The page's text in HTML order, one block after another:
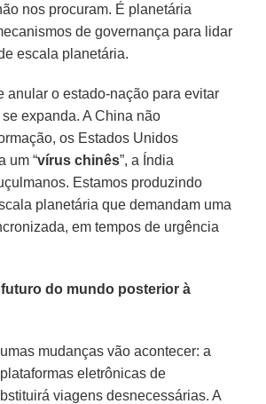
nos procuram. É planetária
de governança para lidar
escala planetária.
anular o estado-nação para evitar
expanda. A China não
os Estados Unidos
um “vírus chinês”, a Índia
Estamos produzindo
planetária que demandam uma
em tempos de urgência
futuro do mundo posterior à
mudanças vão acontecer: a
eletrônicas de
viagens desnecessárias. A